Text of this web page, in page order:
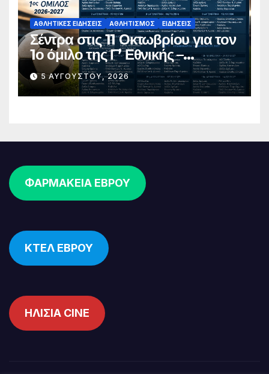
ΑΘΛΗΤΙΚΈΣ ΕΙΔΉΣΕΙΣ ΑΘΛΗΤΙΣΜΌΣ ΕΙΔΉΣΕΙΣ
Σέντρα στις 11 Οκτωβρίου για τον
1ο όμιλο της Γ’ Εθνικής –
Ανακοινώθηκε το πλήρες
πρόγραμμα
5 ΑΥΓΟΎΣΤΟΥ, 2026
ΦΑΡΜΑΚΕΙΑ ΕΒΡΟΥ
ΚΤΕΛ ΕΒΡΟΥ
ΗΛΙΣΙΑ CINE